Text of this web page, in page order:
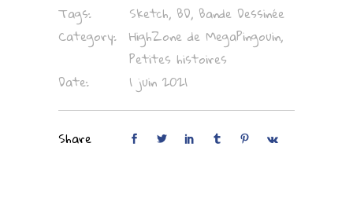
Tags:
Sketch, BD, Bande Dessinée
Category: HighZone de MegaPingouin,
Petites histoires
Date:
1 juin 2021
Share